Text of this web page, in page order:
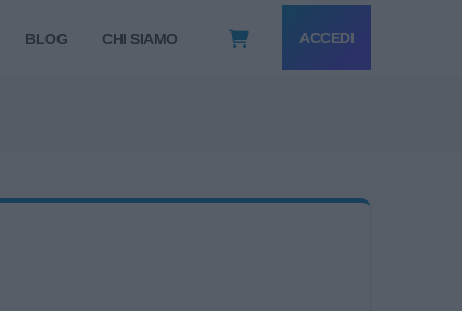
BLOG CHI SIAMO ACCEDI